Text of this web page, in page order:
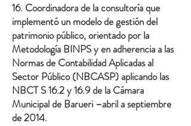
16. Coordinadora de la consultoría que
implementó un modelo de gestión del
patrimonio público, orientado por la
Metodología BINPS y en adherencia a las
Normas de Contabilidad Aplicadas al
Sector Público (NBCASP) aplicando las
NBCT S 16.2 y 16.9 de la Cámara
Municipal de Barueri –abril a septiembre
de 2014.